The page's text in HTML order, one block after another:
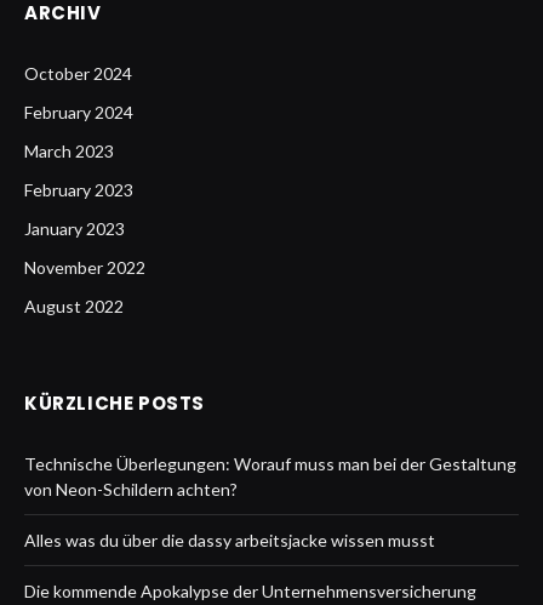
ARCHIV
October 2024
February 2024
March 2023
February 2023
January 2023
November 2022
August 2022
KÜRZLICHE POSTS
Technische Überlegungen: Worauf muss man bei der Gestaltung
von Neon-Schildern achten?
Alles was du über die dassy arbeitsjacke wissen musst
Die kommende Apokalypse der Unternehmensversicherung